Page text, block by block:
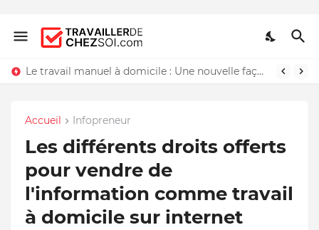
Le travail manuel à domicile : Une nouvelle façon de travailler chez soi
Accueil Infopreneur
Les différents droits offerts
pour vendre de
l'information comme travail
à domicile sur internet